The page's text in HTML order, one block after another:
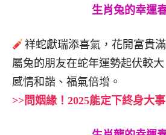
生肖兔的幸運
祥蛇獻瑞添喜氣，花開富貴
屬兔的朋友在蛇年運勢起伏較
感情和諧、福氣倍增。
>>問姻緣！2025能定下終身大事